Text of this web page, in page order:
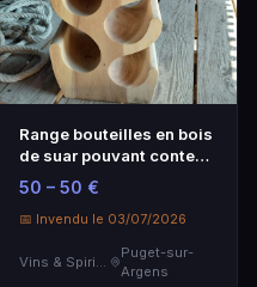
Range bouteilles en bois
de suar pouvant contenir
8 bouteilles 28x23x70
cm
50 – 50 €
📅 Invendu le 03/07/2026
Vins & Spiritueux
Puget-sur-
Argens